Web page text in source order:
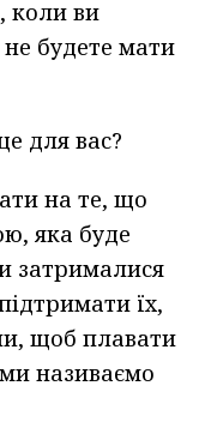
коли ви
будете мати
для вас?
на те, що
яка буде
затрималися
їх,
щоб плавати
називаємо